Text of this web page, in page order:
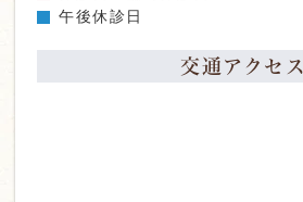
午後休診日
交通アクセス